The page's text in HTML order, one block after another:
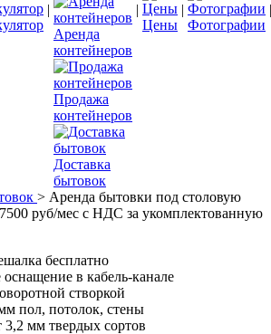
|
Аренда
контейнеров
Продажа
контейнеров
Доставка
бытовок
|
Цены
|
Фотографии
|
> Аренда бытовки под столовую
руб/мес с НДС за укомплектованную
бесплатно
оснащение в кабель-канале
створкой
пол, потолок, стены
мм твердых сортов